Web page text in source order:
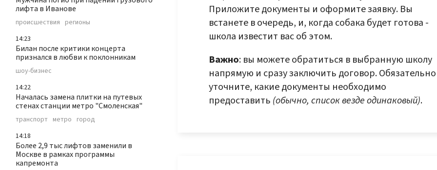
лифта в Иванове
происшествия регионы
14:23
Билан после критики концерта
признался в любви к поклонникам
шоу-бизнес
14:22
Началась замена плитки на путевых
стенах станции метро "Смоленская"
транспорт метро город
14:18
Более 2,9 тыс лифтов заменили в
Москве в рамках программы
капремонта
Приложите документы и оформите заявку. Вы
встанете в очередь, и, когда собака будет готова -
школа известит вас об этом.
Важно: вы можете обратиться в выбранную школу
напрямую и сразу заключить договор. Обязательно
уточните, какие документы необходимо
предоставить (обычно, список везде одинаковый).